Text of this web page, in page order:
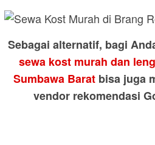
Sebagai alternatif, bagi
sewa kost murah dan
Sumbawa Baratbisa juga
vendor rekomendasi